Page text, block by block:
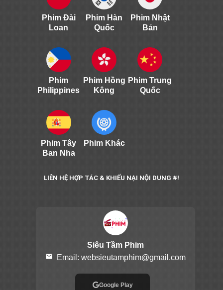
Phim Đài
Loan
Phim Hàn
Quốc
Phim Nhật
Bản
Phim
Philippines
Phim Hồng
Kông
Phim Trung
Quốc
Phim Tây
Ban Nha
Phim Khác
LIÊN HỆ HỢP TÁC & KHIẾU NẠI NỘI DUNG #!
Siêu Tầm Phim
email Email: websieutamphim@gmail.com
Google Play